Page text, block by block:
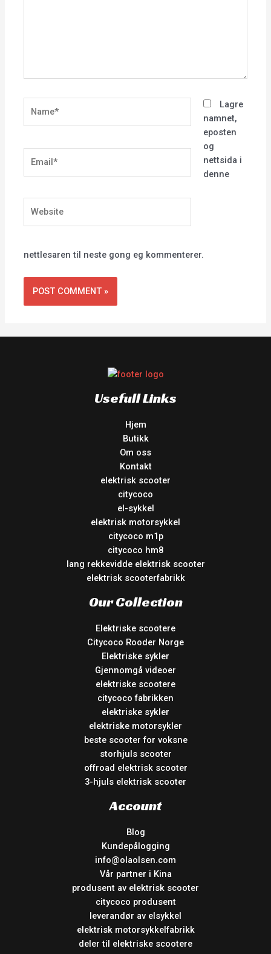
Lagre
namnet,
eposten
og
nettsida i
denne
nettlesaren til neste gong eg kommenterer.
Usefull Links
Hjem
Butikk
Om oss
Kontakt
elektrisk scooter
citycoco
el-sykkel
elektrisk motorsykkel
citycoco m1p
citycoco hm8
lang rekkevidde elektrisk scooter
elektrisk scooterfabrikk
Our Collection
Elektriske scootere
Citycoco Rooder Norge
Elektriske sykler
Gjennomgå videoer
elektriske scootere
citycoco fabrikken
elektriske sykler
elektriske motorsykler
beste scooter for voksne
storhjuls scooter
offroad elektrisk scooter
3-hjuls elektrisk scooter
Account
Blog
Kundepålogging
info@olaolsen.com
Vår partner i Kina
produsent av elektrisk scooter
citycoco produsent
leverandør av elsykkel
elektrisk motorsykkelfabrikk
deler til elektriske scootere